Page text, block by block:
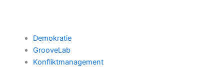
Demokratie
GrooveLab
Konfliktmanagement